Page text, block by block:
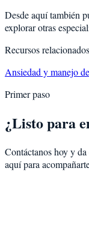
Desde aquí también
explorar otras
Recursos
Ansiedad y manejo
Primer paso
¿Listo para
Contáctanos hoy y
aquí para